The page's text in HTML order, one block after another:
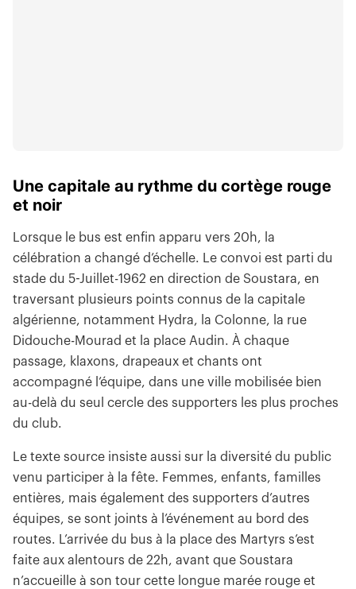
Une capitale au rythme du cortège rouge
et noir
Lorsque le bus est enfin apparu vers 20h, la
célébration a changé d’échelle. Le convoi est parti du
stade du 5-Juillet-1962 en direction de Soustara, en
traversant plusieurs points connus de la capitale
algérienne, notamment Hydra, la Colonne, la rue
Didouche-Mourad et la place Audin. À chaque
passage, klaxons, drapeaux et chants ont
accompagné l’équipe, dans une ville mobilisée bien
au-delà du seul cercle des supporters les plus proches
du club.
Le texte source insiste aussi sur la diversité du public
venu participer à la fête. Femmes, enfants, familles
entières, mais également des supporters d’autres
équipes, se sont joints à l’événement au bord des
routes. L’arrivée du bus à la place des Martyrs s’est
faite aux alentours de 22h, avant que Soustara
n’accueille à son tour cette longue marée rouge et